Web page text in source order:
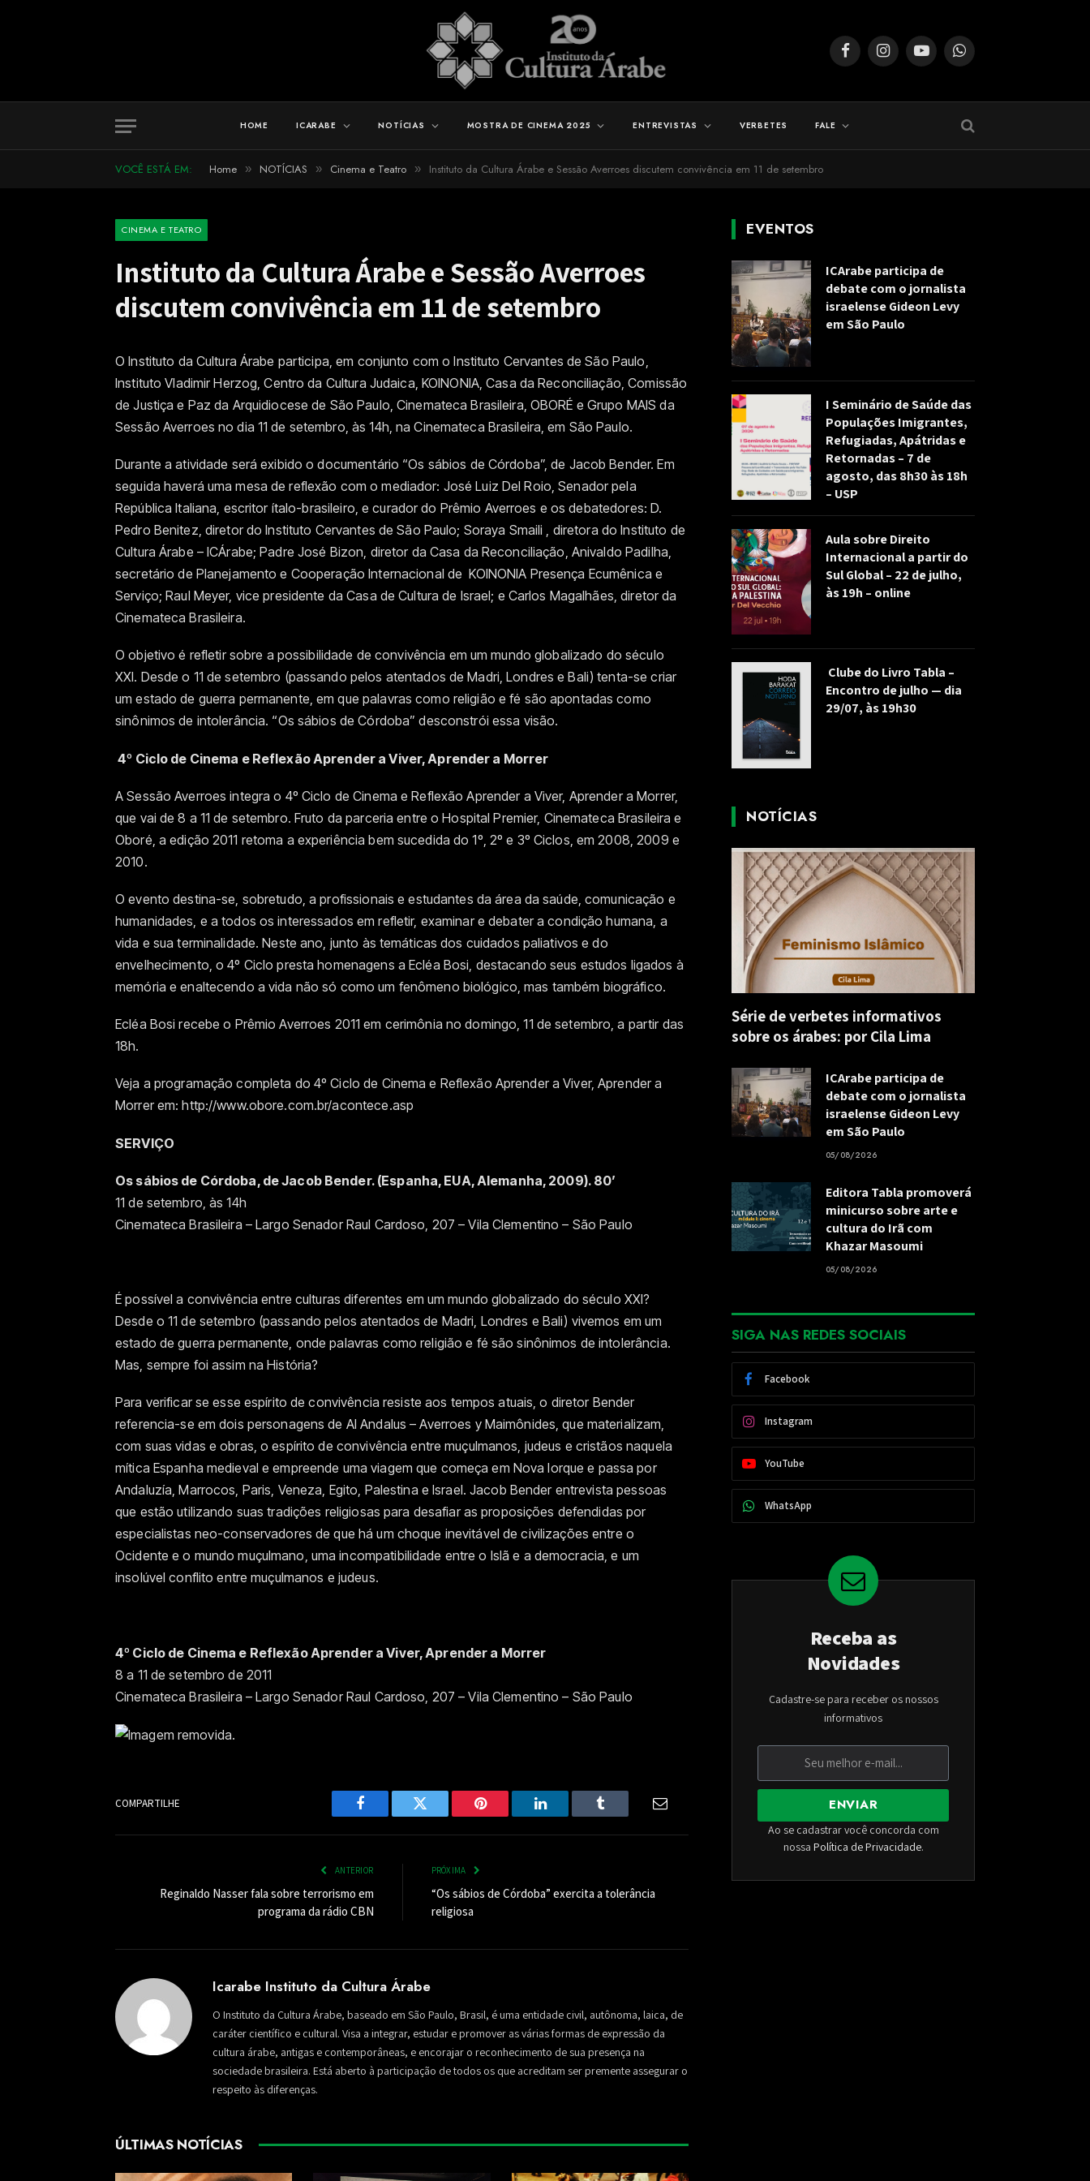
FacebookInstagramYouTubeWhatsApp
HOME ICARABE NOTÍCIAS MOSTRA DE CINEMA 2025 ENTREVISTAS VERBETES FALE
VOCÊ ESTÁ EM: Home » NOTÍCIAS » Cinema e Teatro » Instituto da Cultura Árabe e Sessão Averroes discutem convivência em 11 de setembro
CINEMA E TEATRO
Instituto da Cultura Árabe e Sessão Averroes
discutem convivência em 11 de setembro
O Instituto da Cultura Árabe participa, em conjunto com o Instituto Cervantes de São Paulo,
Instituto Vladimir Herzog, Centro da Cultura Judaica, KOINONIA, Casa da Reconciliação, Comissão
de Justiça e Paz da Arquidiocese de São Paulo, Cinemateca Brasileira, OBORÉ e Grupo MAIS da
Sessão Averroes no dia 11 de setembro, às 14h, na Cinemateca Brasileira, em São Paulo.
Durante a atividade será exibido o documentário “Os sábios de Córdoba”, de Jacob Bender. Em
seguida haverá uma mesa de reflexão com o mediador: José Luiz Del Roio, Senador pela
República Italiana, escritor ítalo-brasileiro, e curador do Prêmio Averroes e os debatedores: D.
Pedro Benitez, diretor do Instituto Cervantes de São Paulo; Soraya Smaili , diretora do Instituto de
Cultura Árabe – ICÁrabe; Padre José Bizon, diretor da Casa da Reconciliação, Anivaldo Padilha,
secretário de Planejamento e Cooperação Internacional de KOINONIA Presença Ecumênica e
Serviço; Raul Meyer, vice presidente da Casa de Cultura de Israel; e Carlos Magalhães, diretor da
Cinemateca Brasileira.
O objetivo é refletir sobre a possibilidade de convivência em um mundo globalizado do século
XXI. Desde o 11 de setembro (passando pelos atentados de Madri, Londres e Bali) tenta-se criar
um estado de guerra permanente, em que palavras como religião e fé são apontadas como
sinônimos de intolerância. “Os sábios de Córdoba” desconstrói essa visão.
4º Ciclo de Cinema e Reflexão Aprender a Viver, Aprender a Morrer
A Sessão Averroes integra o 4º Ciclo de Cinema e Reflexão Aprender a Viver, Aprender a Morrer,
que vai de 8 a 11 de setembro. Fruto da parceria entre o Hospital Premier, Cinemateca Brasileira e
Oboré, a edição 2011 retoma a experiência bem sucedida do 1º, 2º e 3º Ciclos, em 2008, 2009 e
2010.
O evento destina-se, sobretudo, a profissionais e estudantes da área da saúde, comunicação e
humanidades, e a todos os interessados em refletir, examinar e debater a condição humana, a
vida e sua terminalidade. Neste ano, junto às temáticas dos cuidados paliativos e do
envelhecimento, o 4º Ciclo presta homenagens a Ecléa Bosi, destacando seus estudos ligados à
memória e enaltecendo a vida não só como um fenômeno biológico, mas também biográfico.
Ecléa Bosi recebe o Prêmio Averroes 2011 em cerimônia no domingo, 11 de setembro, a partir das
18h.
Veja a programação completa do 4º Ciclo de Cinema e Reflexão Aprender a Viver, Aprender a
Morrer em: http://www.obore.com.br/acontece.asp
SERVIÇO
Os sábios de Córdoba, de Jacob Bender. (Espanha, EUA, Alemanha, 2009). 80’
11 de setembro, às 14h
Cinemateca Brasileira – Largo Senador Raul Cardoso, 207 – Vila Clementino – São Paulo
É possível a convivência entre culturas diferentes em um mundo globalizado do século XXI?
Desde o 11 de setembro (passando pelos atentados de Madri, Londres e Bali) vivemos em um
estado de guerra permanente, onde palavras como religião e fé são sinônimos de intolerância.
Mas, sempre foi assim na História?
Para verificar se esse espírito de convivência resiste aos tempos atuais, o diretor Bender
referencia-se em dois personagens de Al Andalus – Averroes y Maimônides, que materializam,
com suas vidas e obras, o espírito de convivência entre muçulmanos, judeus e cristãos naquela
mítica Espanha medieval e empreende uma viagem que começa em Nova Iorque e passa por
Andaluzía, Marrocos, Paris, Veneza, Egito, Palestina e Israel. Jacob Bender entrevista pessoas
que estão utilizando suas tradições religiosas para desafiar as proposições defendidas por
especialistas neo-conservadores de que há um choque inevitável de civilizações entre o
Ocidente e o mundo muçulmano, uma incompatibilidade entre o Islã e a democracia, e um
insolúvel conflito entre muçulmanos e judeus.
4º Ciclo de Cinema e Reflexão Aprender a Viver, Aprender a Morrer
8 a 11 de setembro de 2011
Cinemateca Brasileira – Largo Senador Raul Cardoso, 207 – Vila Clementino – São Paulo
COMPARTILHE
Facebook Twitter Pinterest LinkedIn Tumblr
ANTERIOR
Reginaldo Nasser fala sobre terrorismo em
programa da rádio CBN
PRÓXIMA
“Os sábios de Córdoba” exercita a tolerância
religiosa
Icarabe Instituto da Cultura Árabe
O Instituto da Cultura Árabe, baseado em São Paulo, Brasil, é uma entidade civil, autônoma, laica, de
caráter científico e cultural. Visa a integrar, estudar e promover as várias formas de expressão da
cultura árabe, antigas e contemporâneas, e encorajar o reconhecimento de sua presença na
sociedade brasileira. Está aberto à participação de todos os que acreditam ser premente assegurar o
respeito às diferenças.
ÚLTIMAS NOTÍCIAS
EVENTOS
ICArabe participa de
debate com o jornalista
israelense Gideon Levy
em São Paulo
I Seminário de Saúde das
Populações Imigrantes,
Refugiadas, Apátridas e
Retornadas – 7 de
agosto, das 8h30 às 18h
– USP
Aula sobre Direito
Internacional a partir do
Sul Global – 22 de julho,
às 19h – online
Clube do Livro Tabla –
Encontro de julho — dia
29/07, às 19h30
NOTÍCIAS
Série de verbetes informativos
sobre os árabes: por Cila Lima
ICArabe participa de
debate com o jornalista
israelense Gideon Levy
em São Paulo
05/08/2026
Editora Tabla promoverá
minicurso sobre arte e
cultura do Irã com
Khazar Masoumi
05/08/2026
SIGA NAS REDES SOCIAIS
Facebook
Instagram
YouTube
WhatsApp
Receba as
Novidades
Cadastre-se para receber os nossos
informativos
ENVIAR
Ao se cadastrar você concorda com
nossa Política de Privacidade.